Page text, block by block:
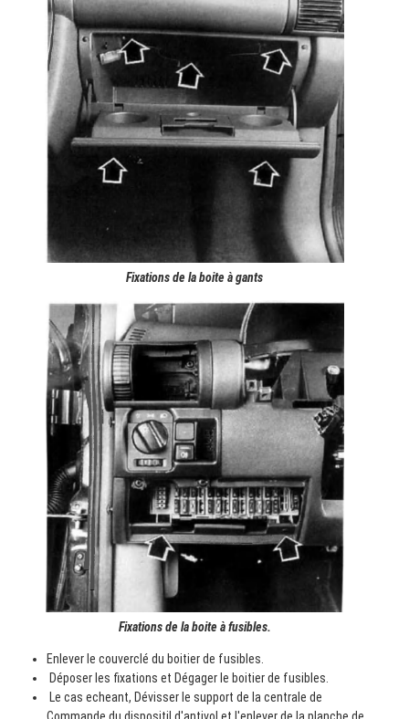
Fixations de la boite à gants
Fixations de la boite à fusibles.
Enlever le couverclé du boitier de fusibles.
Déposer les fixations et Dégager le boitier de fusibles.
Le cas echeant, Dévisser le support de la centrale de
Commande du dispositil d'antivol et l'enlever de la planche de